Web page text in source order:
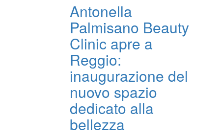
Antonella
Palmisano Beauty
Clinic apre a
Reggio:
inaugurazione del
nuovo spazio
dedicato alla
bellezza